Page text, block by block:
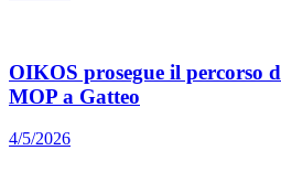
OIKOS prosegue il percorso
MOP a Gatteo
4/5/2026